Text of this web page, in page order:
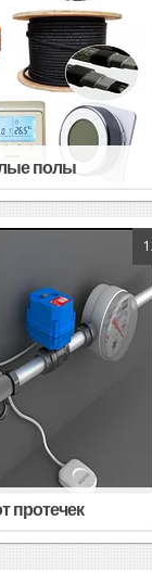
полы
протечек